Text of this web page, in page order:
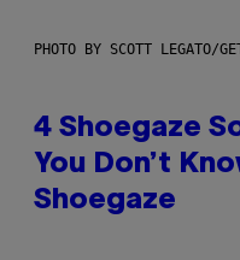
PHOTO BY SCOTT LEGATO/
4 Shoegaze
You Don’t
Shoegaze